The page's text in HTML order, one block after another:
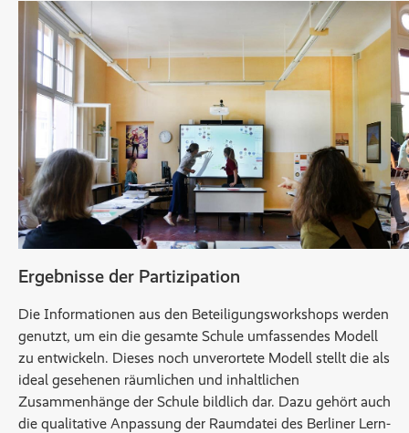
Ergebnisse der Partizipation
Die Informationen aus den Beteiligungsworkshops werden
genutzt, um ein die gesamte Schule umfassendes Modell
zu entwickeln. Dieses noch unverortete Modell stellt die als
ideal gesehenen räumlichen und inhaltlichen
Zusammenhänge der Schule bildlich dar. Dazu gehört auch
die qualitative Anpassung der Raumdatei des Berliner Lern-